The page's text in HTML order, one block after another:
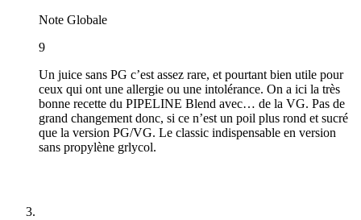
Note Globale
9
Un juice sans PG c’est assez rare, et pourtant bien utile pour
ceux qui ont une allergie ou une intolérance. On a ici la très
bonne recette du PIPELINE Blend avec… de la VG. Pas de
grand changement donc, si ce n’est un poil plus rond et sucré
que la version PG/VG. Le classic indispensable en version
sans propylène grlycol.